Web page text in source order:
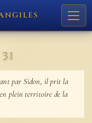
par Sidon, il prit la
plein territoire de la